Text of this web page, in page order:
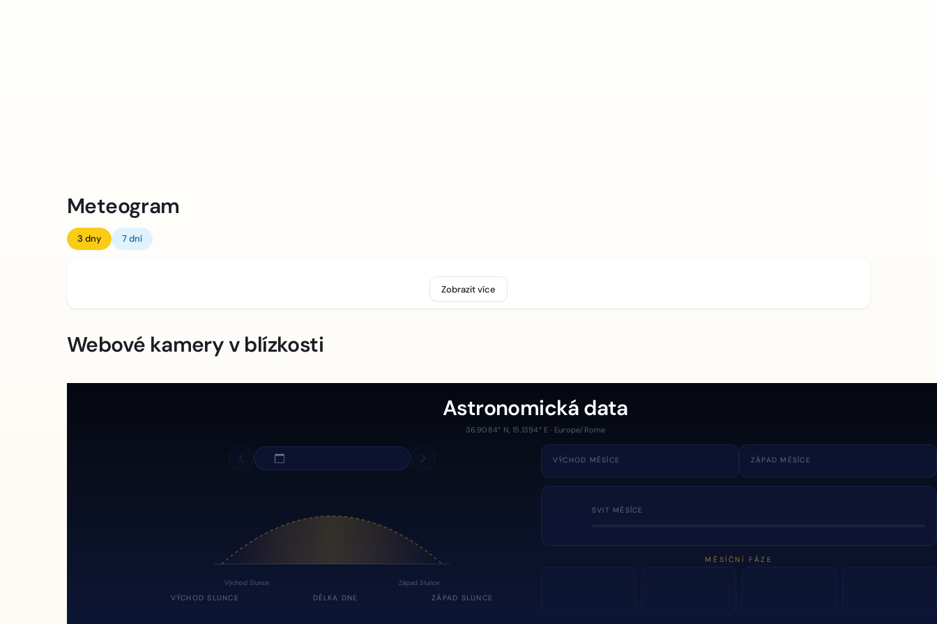
Meteogram
3 dny 7 dní
Zobrazit více
Webové kamery v blízkosti
Astronomická data
36.9084° N, 15.1394° E · Europe/Rome
Východ Slunce Západ Slunce
VÝCHOD SLUNCE DÉLKA DNE ZÁPAD SLUNCE
VÝCHOD MĚSÍCE ZÁPAD MĚSÍCE
SVIT MĚSÍCE
MĚSÍČNÍ FÁZE